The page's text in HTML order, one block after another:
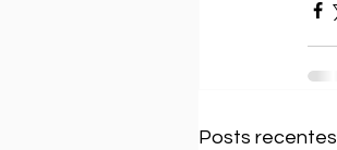
Posts recentes